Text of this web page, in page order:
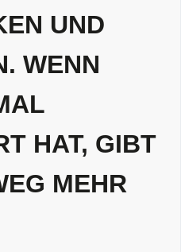
UND
WENN
HAT, GIBT
MEHR